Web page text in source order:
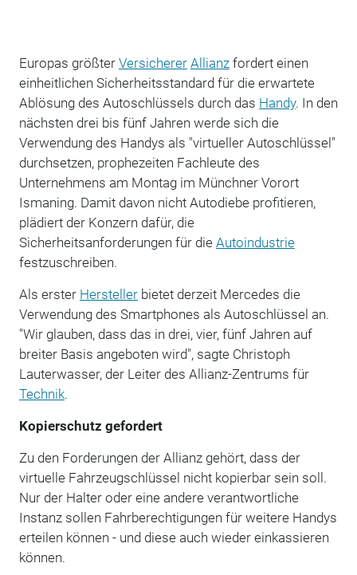
Europas größter Versicherer Allianzfordert einen
einheitlichen Sicherheitsstandard für die erwartete
Ablösung des Autoschlüssels durch das Handy. In den
nächsten drei bis fünf Jahren werde sich die
Verwendung des Handys als "virtueller Autoschlüssel"
durchsetzen, prophezeiten Fachleute des
Unternehmens am Montag im Münchner Vorort
Ismaning. Damit davon nicht Autodiebe profitieren,
plädiert der Konzern dafür, die
Sicherheitsanforderungen für die Autoindustrie
festzuschreiben.
Als erster Herstellerbietet derzeit Mercedes die
Verwendung des Smartphones als Autoschlüssel an.
"Wir glauben, dass das in drei, vier, fünf Jahren auf
breiter Basis angeboten wird", sagte Christoph
Lauterwasser, der Leiter des Allianz-Zentrums für
Technik.
Kopierschutz gefordert
Zu den Forderungen der Allianz gehört, dass der
virtuelle Fahrzeugschlüssel nicht kopierbar sein soll.
Nur der Halter oder eine andere verantwortliche
Instanz sollen Fahrberechtigungen für weitere Handys
erteilen können - und diese auch wieder einkassieren
können.